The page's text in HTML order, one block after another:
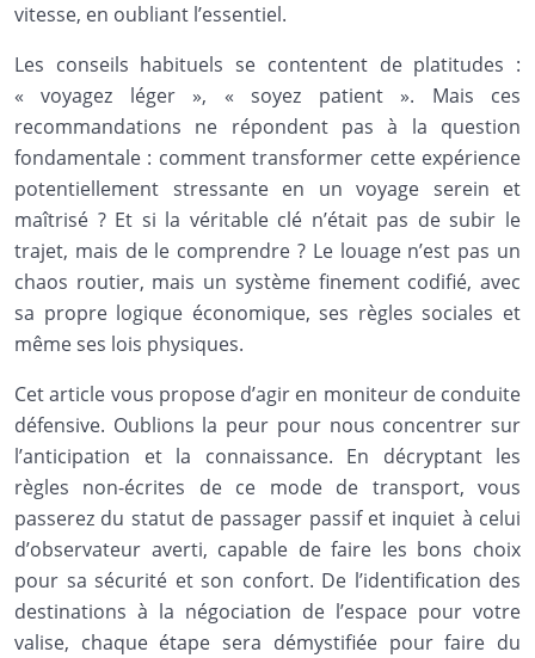
vitesse, en oubliant l’essentiel.
Les conseils habituels se contentent de platitudes :
« voyagez léger », « soyez patient ». Mais ces
recommandations ne répondent pas à la question
fondamentale : comment transformer cette expérience
potentiellement stressante en un voyage serein et
maîtrisé ? Et si la véritable clé n’était pas de subir le
trajet, mais de le comprendre ? Le louage n’est pas un
chaos routier, mais un système finement codifié, avec
sa propre logique économique, ses règles sociales et
même ses lois physiques.
Cet article vous propose d’agir en moniteur de conduite
défensive. Oublions la peur pour nous concentrer sur
l’anticipation et la connaissance. En décryptant les
règles non-écrites de ce mode de transport, vous
passerez du statut de passager passif et inquiet à celui
d’observateur averti, capable de faire les bons choix
pour sa sécurité et son confort. De l’identification des
destinations à la négociation de l’espace pour votre
valise, chaque étape sera démystifiée pour faire du